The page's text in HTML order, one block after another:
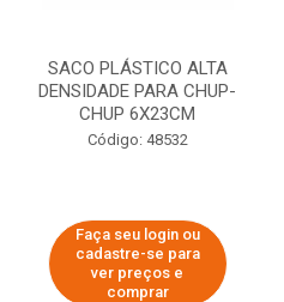
SACO PLÁSTICO ALTA
DENSIDADE PARA CHUP-
CHUP 6X23CM
Código: 48532
Faça seu login ou
cadastre-se para
ver preços e
comprar